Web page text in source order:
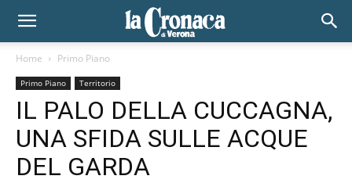
Home Primo Piano
Primo Piano Territorio
IL PALO DELLA CUCCAGNA,
UNA SFIDA SULLE ACQUE
DEL GARDA